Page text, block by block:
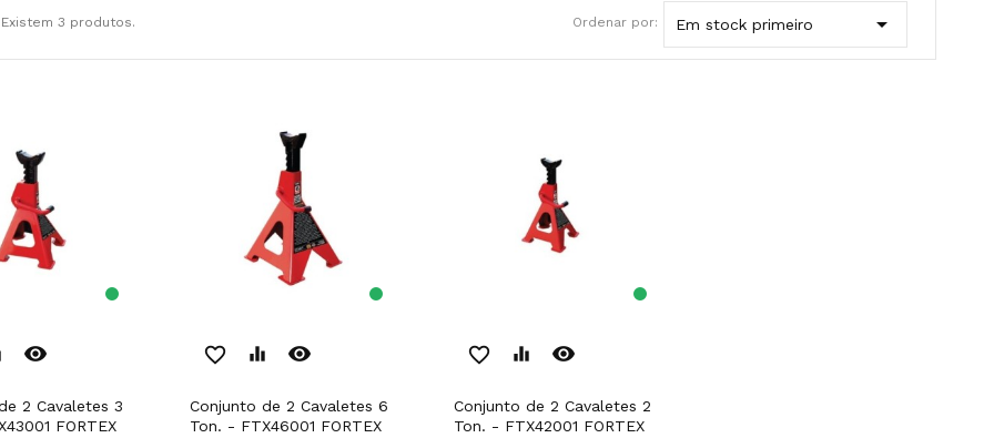
Existem 3 produtos. Ordenar por: Em stock primeiro 
remove_red_eye
FORTEX
favorite_border equalizer remove_red_eye
Conjunto de 2 Cavaletes 6
Ton. - FTX46001 FORTEX
favorite_border equalizer remove_red_eye
Conjunto de 2 Cavaletes 2
Ton. - FTX42001 FORTEX